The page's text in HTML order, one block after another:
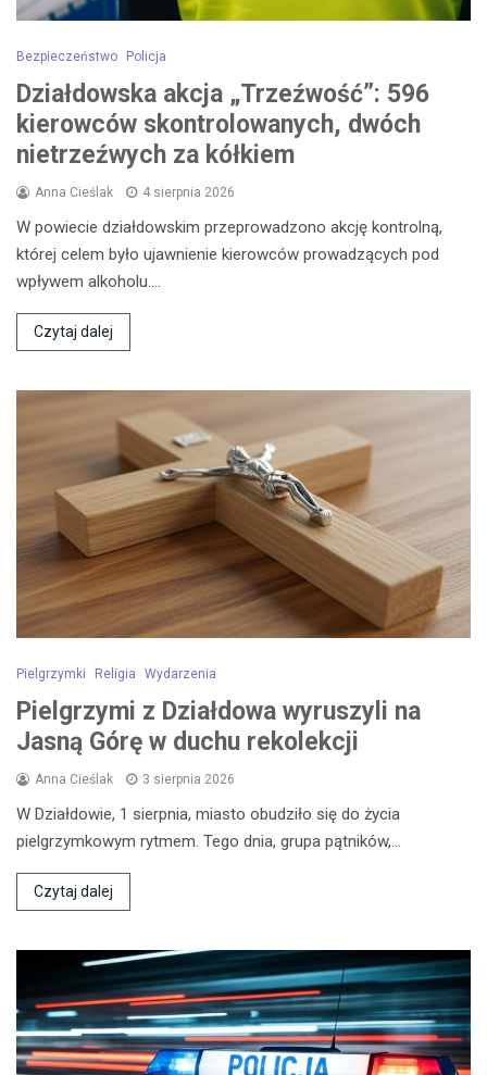
Bezpieczeństwo Policja
Działdowska akcja „Trzeźwość”: 596
kierowców skontrolowanych, dwóch
nietrzeźwych za kółkiem
Anna Cieślak 4 sierpnia 2026
W powiecie działdowskim przeprowadzono akcję kontrolną,
której celem było ujawnienie kierowców prowadzących pod
wpływem alkoholu.…
Czytaj dalej
Pielgrzymki Religia Wydarzenia
Pielgrzymi z Działdowa wyruszyli na
Jasną Górę w duchu rekolekcji
Anna Cieślak 3 sierpnia 2026
W Działdowie, 1 sierpnia, miasto obudziło się do życia
pielgrzymkowym rytmem. Tego dnia, grupa pątników,…
Czytaj dalej